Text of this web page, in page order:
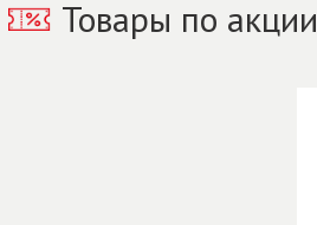
Товары по акции